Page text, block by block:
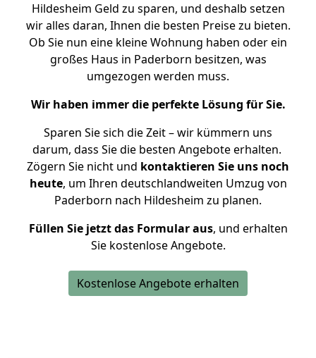
Hildesheim Geld zu sparen, und deshalb setzen
wir alles daran, Ihnen die besten Preise zu bieten.
Ob Sie nun eine kleine Wohnung haben oder ein
großes Haus in Paderborn besitzen, was
umgezogen werden muss.
Wir haben immer die perfekte Lösung für Sie.
Sparen Sie sich die Zeit – wir kümmern uns
darum, dass Sie die besten Angebote erhalten.
Zögern Sie nicht und kontaktieren Sie uns noch
heute, um Ihren deutschlandweiten Umzug von
Paderborn nach Hildesheim zu planen.
Füllen Sie jetzt das Formular aus, und erhalten
Sie kostenlose Angebote.
Kostenlose Angebote erhalten